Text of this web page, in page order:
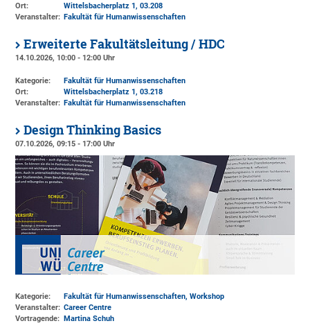
Ort:
Wittelsbacherplatz 1, 03.208
Veranstalter: Fakultät für Humanwissenschaften
Erweiterte Fakultätsleitung / HDC
14.10.2026, 10:00 - 12:00 Uhr
Kategorie:
Fakultät für Humanwissenschaften
Ort:
Wittelsbacherplatz 1, 03.218
Veranstalter: Fakultät für Humanwissenschaften
Design Thinking Basics
07.10.2026, 09:15 - 17:00 Uhr
Kategorie:
Fakultät für Humanwissenschaften, Workshop
Veranstalter: Career Centre
Vortragende:
Martina Schuh